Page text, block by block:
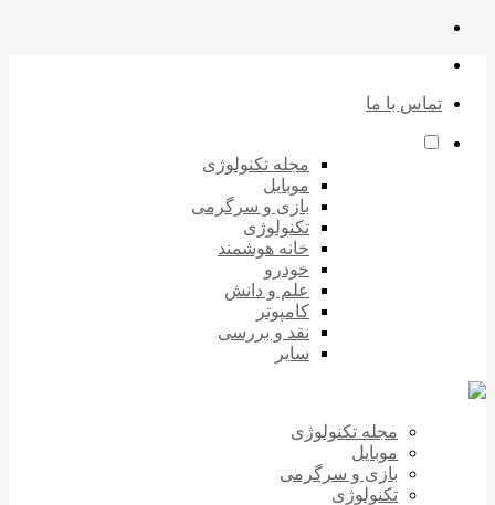
تماس با ما
مجله تکنولوژی
موبایل
بازی و سرگرمی
تکنولوژی
خانه هوشمند
خودرو
علم و دانش
کامپوتر
نقد و بررسی
سایر
مجله تکنولوژی
موبایل
بازی و سرگرمی
تکنولوژی